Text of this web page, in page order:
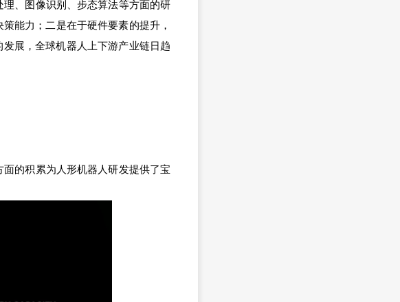
、图像识别、步态算法等方面的研
能力；二是在于硬件要素的提升，
展，全球机器人上下游产业链日趋
的积累为人形机器人研发提供了宝